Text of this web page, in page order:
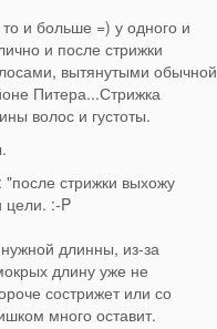
и больше =) у одного и
и после стрижки
вытянутыми обычной
Питера...Стрижка
волос и густоты.
стрижки выхожу
цели. :-P
длинны, из-за
длину уже не
сострижет или со
много оставит.